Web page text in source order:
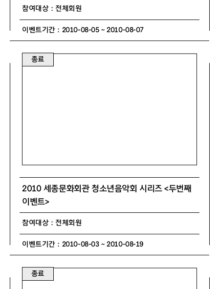
참여대상 : 전체회원
이벤트기간 : 2010-08-05 ~ 2010-08-07
종료
2010 세종문화회관 청소년음악회 시리즈 <두번째
이벤트>
참여대상 : 전체회원
이벤트기간 : 2010-08-03 ~ 2010-08-19
종료